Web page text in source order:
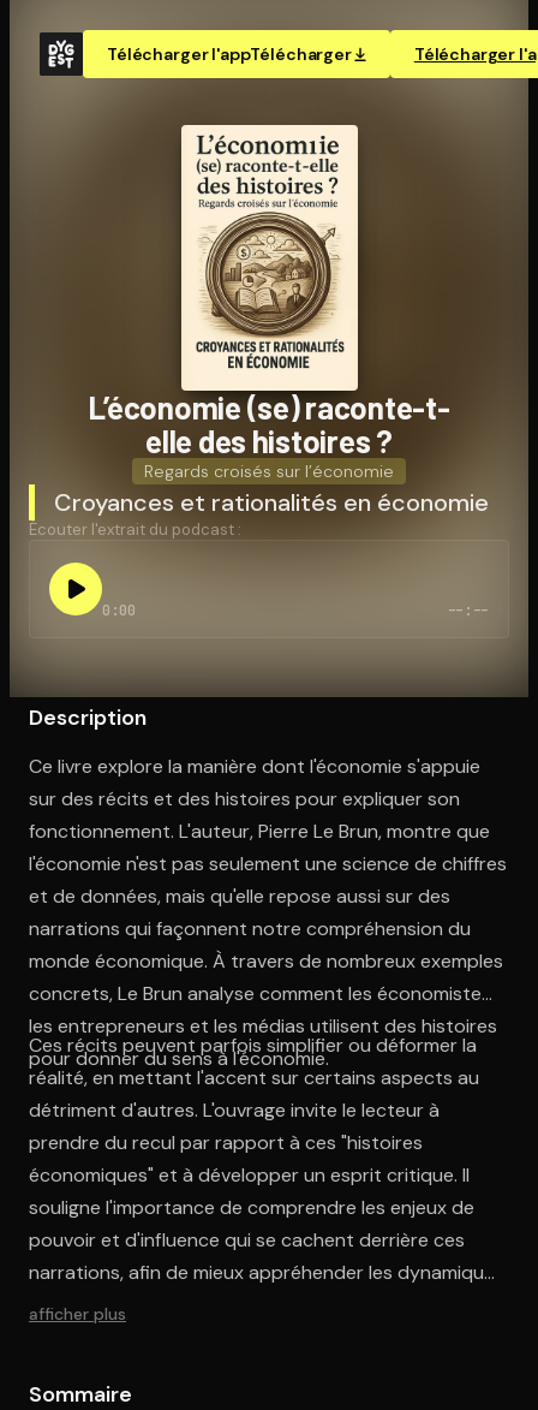
Télécharger l'appTélécharger Télécharger
Ouvre l'app Appareil photo, pointe sur le code. C'est gratuit à
L’économie (se) raconte-t-
elle des histoires ?
Regards croisés sur l’économie
Croyances et rationalités en économie
Écouter l'extrait du podcast :
0:00 --:--
Description
Ce livre explore la manière dont l'économie s'appuie
sur des récits et des histoires pour expliquer son
fonctionnement. L'auteur, Pierre Le Brun, montre que
l'économie n'est pas seulement une science de chiffres
et de données, mais qu'elle repose aussi sur des
narrations qui façonnent notre compréhension du
monde économique. À travers de nombreux exemples
concrets, Le Brun analyse comment les économistes,
les entrepreneurs et les médias utilisent des histoires
pour donner du sens à l'économie.
Ces récits peuvent parfois simplifier ou déformer la
réalité, en mettant l'accent sur certains aspects au
détriment d'autres. L'ouvrage invite le lecteur à
prendre du recul par rapport à ces "histoires
économiques" et à développer un esprit critique. Il
souligne l'importance de comprendre les enjeux de
pouvoir et d'influence qui se cachent derrière ces
narrations, afin de mieux appréhender les dynamiques
réelles de l'économie.
afficher plus
Sommaire